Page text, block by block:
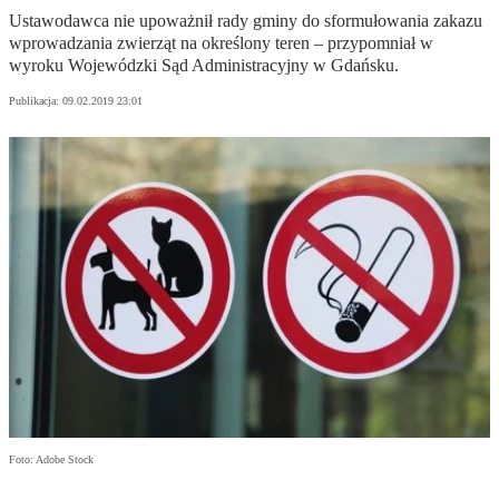
Ustawodawca nie upoważnił rady gminy do sformułowania zakazu
wprowadzania zwierząt na określony teren – przypomniał w
wyroku Wojewódzki Sąd Administracyjny w Gdańsku.
Publikacja: 09.02.2019 23:01
Foto: Adobe Stock